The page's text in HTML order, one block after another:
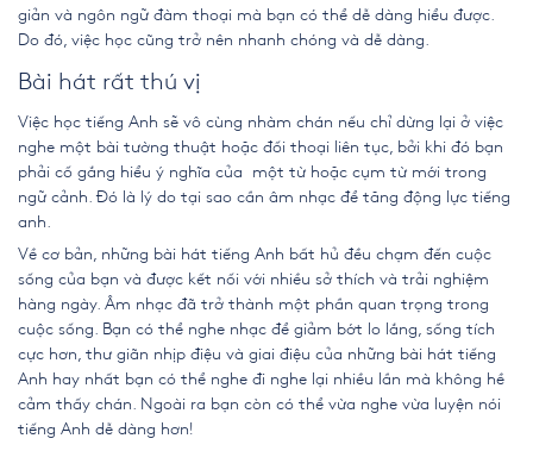
giản và ngôn ngữ đàm thoại mà bạn có thể dễ dàng hiểu được.
Do đó, việc học cũng trở nên nhanh chóng và dễ dàng.
Bài hát rất thú vị
Việc học tiếng Anh sẽ vô cùng nhàm chán nếu chỉ dừng lại ở việc
nghe một bài tường thuật hoặc đối thoại liên tục, bởi khi đó bạn
phải cố gắng hiểu ý nghĩa của một từ hoặc cụm từ mới trong
ngữ cảnh. Đó là lý do tại sao cần âm nhạc để tăng động lực tiếng
anh.
Về cơ bản, những bài hát tiếng Anh bất hủ đều chạm đến cuộc
sống của bạn và được kết nối với nhiều sở thích và trải nghiệm
hàng ngày. Âm nhạc đã trở thành một phần quan trọng trong
cuộc sống. Bạn có thể nghe nhạc để giảm bớt lo lắng, sống tích
cực hơn, thư giãn nhịp điệu và giai điệu của những bài hát tiếng
Anh hay nhất bạn có thể nghe đi nghe lại nhiều lần mà không hề
cảm thấy chán. Ngoài ra bạn còn có thể vừa nghe vừa
luyện nói
tiếng Anh dễ dàng hơn!